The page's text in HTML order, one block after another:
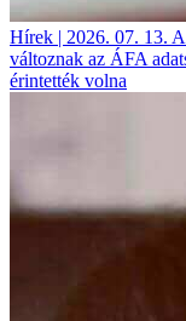
Hírek | 2026. 07. 13.
változnak az ÁFA
érintették volna